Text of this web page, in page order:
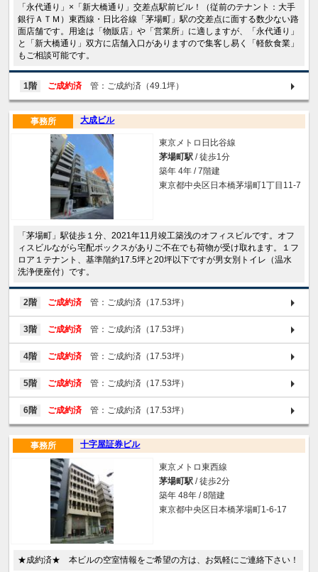
「永代通り」×「新大橋通り」交差点駅前ビル！（従前のテナント：大手
銀行ＡＴＭ）東西線・日比谷線「茅場町」駅の交差点に面する数少ない路
面店舗です。用途は「物販店」や「営業所」に適しますが、「永代通り」
と「新大橋通り」双方に店舗入口がありますので集客し易く「軽飲食業」
もご相談可能です。
1階 ご成約済 管：ご成約済（49.1坪）
大成ビル
事務所
東京メトロ日比谷線
茅場町駅 / 徒歩1分
築年 4年 / 7階建
東京都中央区日本橋茅場町1丁目11-7
「茅場町」駅徒歩１分、2021年11月竣工築浅のオフィスビルです。オフ
ィスビルながら宅配ボックスがありご不在でも荷物が受け取れます。１フ
ロア１テナント、基準階約17.5坪と20坪以下ですが男女別トイレ（温水
洗浄便座付）です。
2階 ご成約済 管：ご成約済（17.53坪）
3階 ご成約済 管：ご成約済（17.53坪）
4階 ご成約済 管：ご成約済（17.53坪）
5階 ご成約済 管：ご成約済（17.53坪）
6階 ご成約済 管：ご成約済（17.53坪）
十字屋証券ビル
事務所
東京メトロ東西線
茅場町駅 / 徒歩2分
築年 48年 / 8階建
東京都中央区日本橋茅場町1-6-17
★成約済★ 本ビルの空室情報をご希望の方は、お気軽にご連絡下さい！